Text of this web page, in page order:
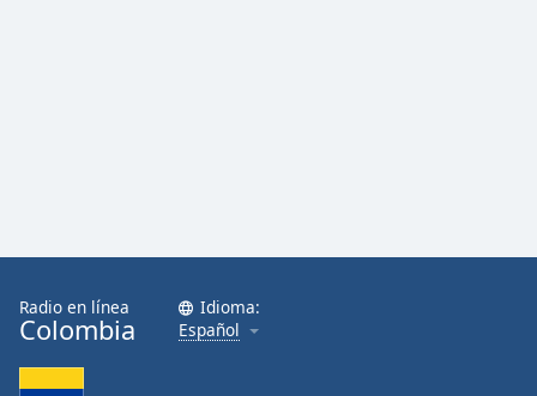
Radio en línea
Colombia
Idioma:
Español